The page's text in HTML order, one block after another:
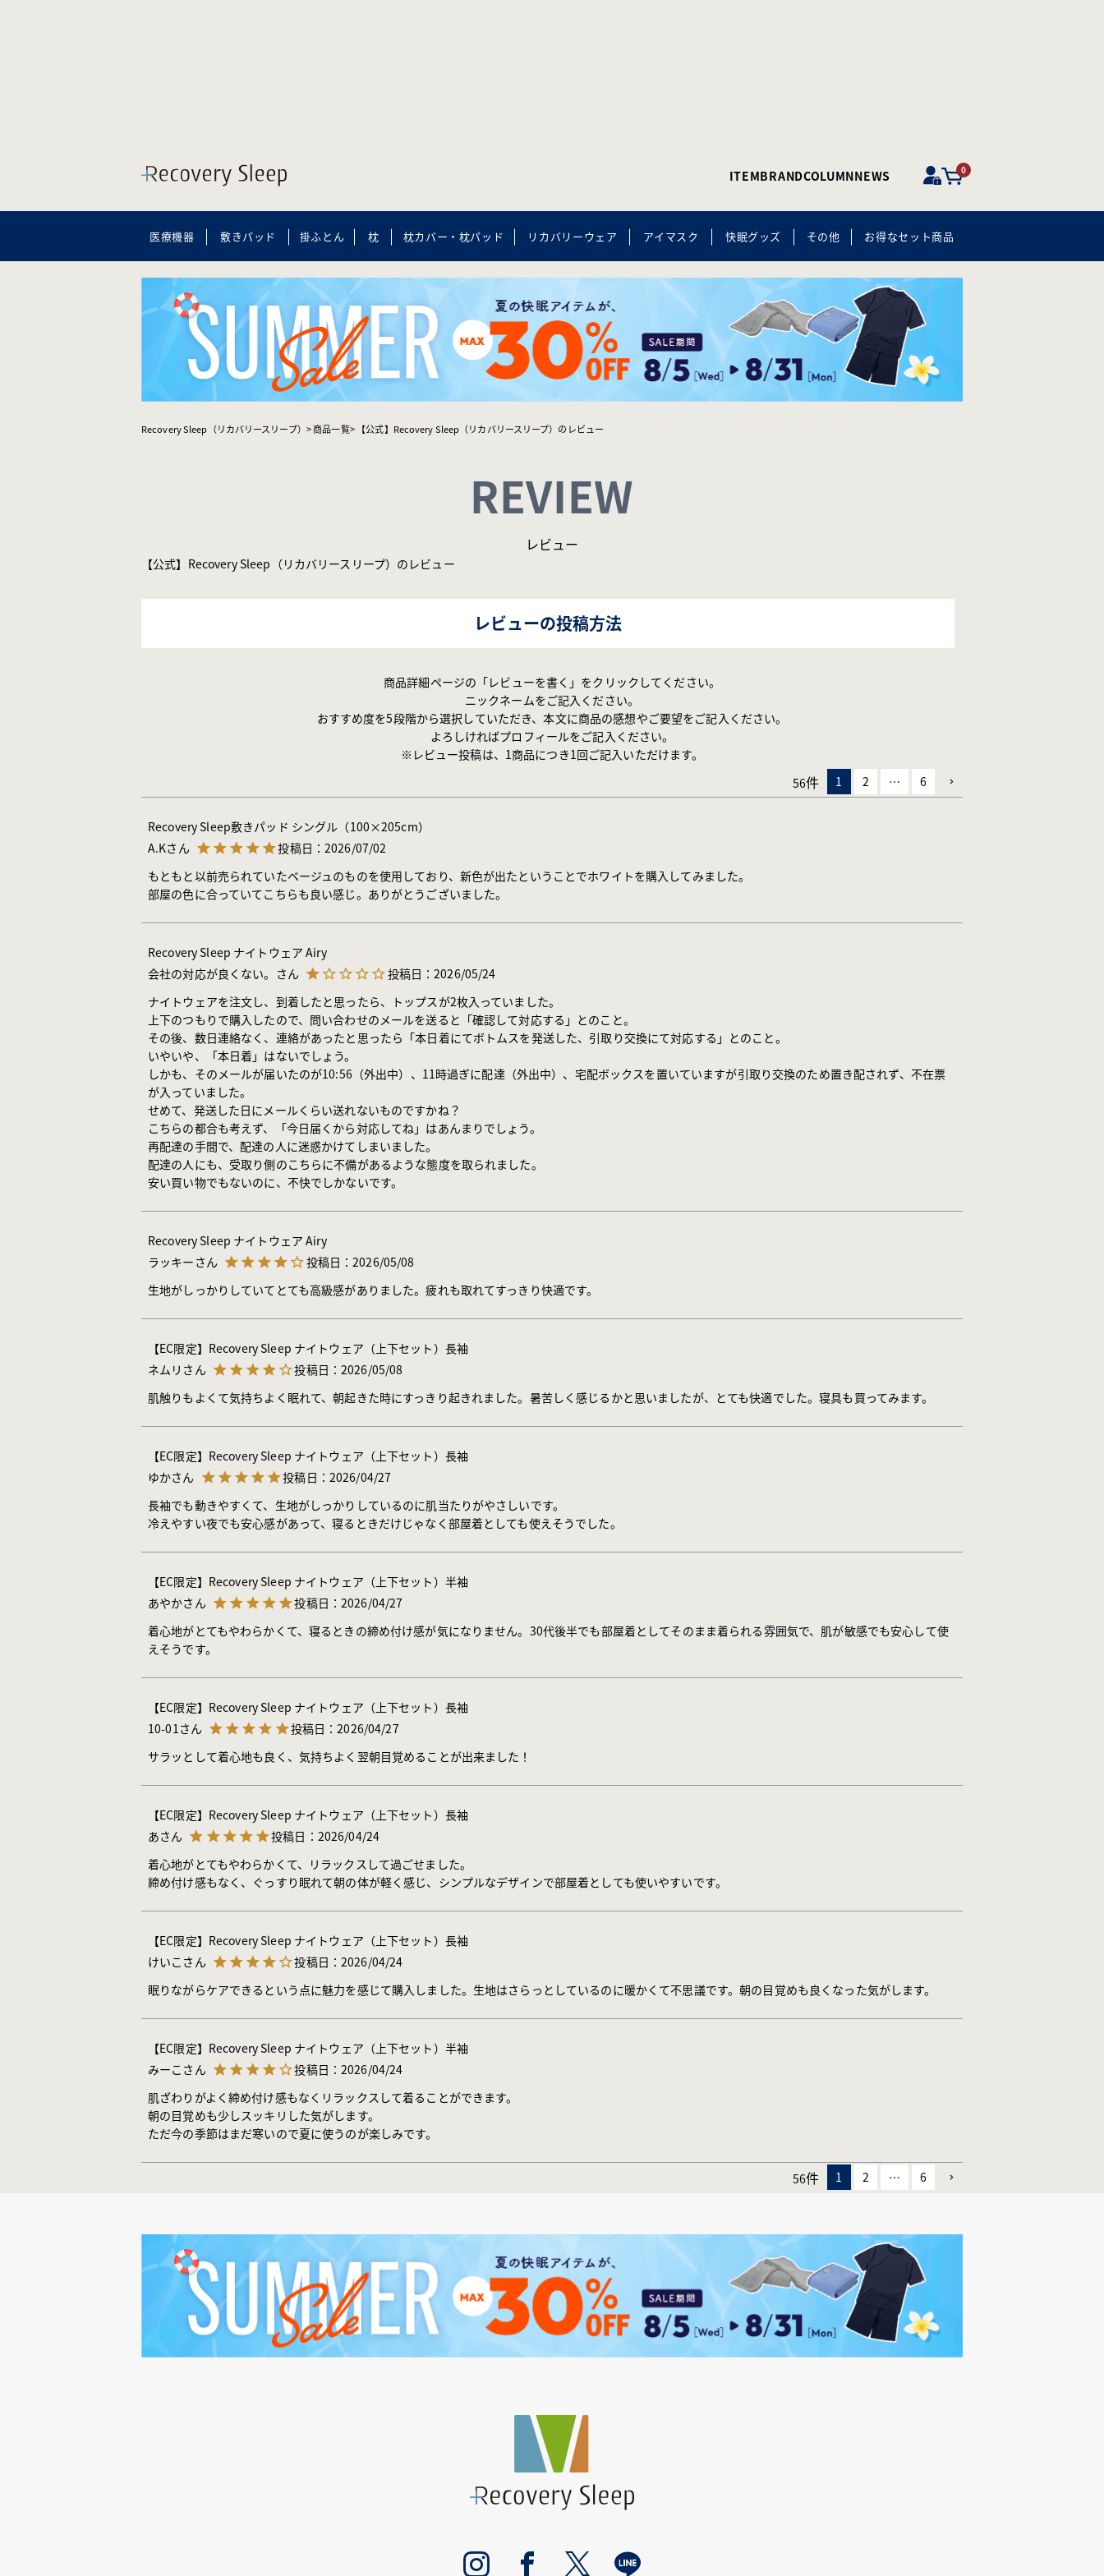
ITEMBRANDCOLUMNNEWS 0
医療機器 敷きパッド 掛ふとん 枕 枕カバー・枕パッド リカバリーウェア アイマスク 快眠グッズ その他 お得なセット商品
Recovery Sleep（リカバリースリープ） 商品一覧 【公式】Recovery Sleep（リカバリースリープ）のレビュー
REVIEW
レビュー
【公式】Recovery Sleep（リカバリースリープ）のレビュー
レビューの投稿方法
商品詳細ページの「レビューを書く」をクリックしてください。
ニックネームをご記入ください。
おすすめ度を5段階から選択していただき、本文に商品の感想やご要望をご記入ください。
よろしければプロフィールをご記入ください。
※レビュー投稿は、1商品につき1回ご記入いただけます。
56
1 2 … 6
Recovery Sleep敷きパッド シングル（100×205cm）
A.K
投稿日
2026/07/02
もともと以前売られていたベージュのものを使用しており、新色が出たということでホワイトを購入してみました。
部屋の色に合っていてこちらも良い感じ。ありがとうございました。
Recovery Sleep ナイトウェア Airy
会社の対応が良くない。
投稿日
2026/05/24
ナイトウェアを注文し、到着したと思ったら、トップスが2枚入っていました。
上下のつもりで購入したので、問い合わせのメールを送ると「確認して対応する」とのこと。
その後、数日連絡なく、連絡があったと思ったら「本日着にてボトムスを発送した、引取り交換にて対応する」とのこと。
いやいや、「本日着」はないでしょう。
しかも、そのメールが届いたのが10:56（外出中）、11時過ぎに配達（外出中）、宅配ボックスを置いていますが引取り交換のため置き配されず、不在票
が入っていました。
せめて、発送した日にメールくらい送れないものですかね？
こちらの都合も考えず、「今日届くから対応してね」はあんまりでしょう。
再配達の手間で、配達の人に迷惑かけてしまいました。
配達の人にも、受取り側のこちらに不備があるような態度を取られました。
安い買い物でもないのに、不快でしかないです。
Recovery Sleep ナイトウェア Airy
ラッキー
投稿日
2026/05/08
生地がしっかりしていてとても高級感がありました。疲れも取れてすっきり快適です。
【EC限定】Recovery Sleep ナイトウェア（上下セット）長袖
ネムリ
投稿日
2026/05/08
肌触りもよくて気持ちよく眠れて、朝起きた時にすっきり起きれました。暑苦しく感じるかと思いましたが、とても快適でした。寝具も買ってみます。
【EC限定】Recovery Sleep ナイトウェア（上下セット）長袖
ゆか
投稿日
2026/04/27
長袖でも動きやすくて、生地がしっかりしているのに肌当たりがやさしいです。
冷えやすい夜でも安心感があって、寝るときだけじゃなく部屋着としても使えそうでした。
【EC限定】Recovery Sleep ナイトウェア（上下セット）半袖
あやか
投稿日
2026/04/27
着心地がとてもやわらかくて、寝るときの締め付け感が気になりません。30代後半でも部屋着としてそのまま着られる雰囲気で、肌が敏感でも安心して使
えそうです。
【EC限定】Recovery Sleep ナイトウェア（上下セット）長袖
10-01
投稿日
2026/04/27
サラッとして着心地も良く、気持ちよく翌朝目覚めることが出来ました！
【EC限定】Recovery Sleep ナイトウェア（上下セット）長袖
あ
投稿日
2026/04/24
着心地がとてもやわらかくて、リラックスして過ごせました。
締め付け感もなく、ぐっすり眠れて朝の体が軽く感じ、シンプルなデザインで部屋着としても使いやすいです。
【EC限定】Recovery Sleep ナイトウェア（上下セット）長袖
けいこ
投稿日
2026/04/24
眠りながらケアできるという点に魅力を感じて購入しました。生地はさらっとしているのに暖かくて不思議です。朝の目覚めも良くなった気がします。
【EC限定】Recovery Sleep ナイトウェア（上下セット）半袖
みーこ
投稿日
2026/04/24
肌ざわりがよく締め付け感もなくリラックスして着ることができます。
朝の目覚めも少しスッキリした気がします。
ただ今の季節はまだ寒いので夏に使うのが楽しみです。
56 1 2 … 6